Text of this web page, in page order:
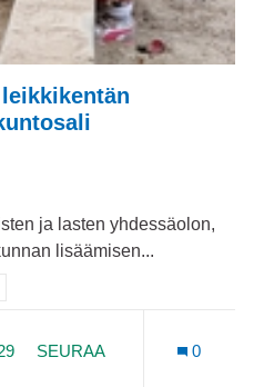
ja lasten yhdessäolon,
lisäämisen...
Runosmäki-Raunistula
29 SEURAAJAA
SEURAA
0